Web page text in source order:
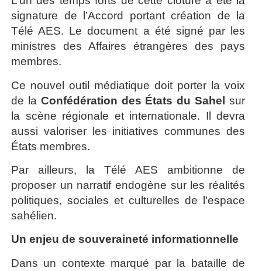
signature de l’Accord portant création de la
Télé AES. Le document a été signé par les
ministres des Affaires étrangères des pays
membres.
Ce nouvel outil médiatique doit porter la voix
de la Confédération des États du Sahel sur
la scène régionale et internationale. Il devra
aussi valoriser les initiatives communes des
États membres.
Par ailleurs, la Télé AES ambitionne de
proposer un narratif endogène sur les réalités
politiques, sociales et culturelles de l’espace
sahélien.
Un enjeu de souveraineté informationnelle
Dans un contexte marqué par la bataille de